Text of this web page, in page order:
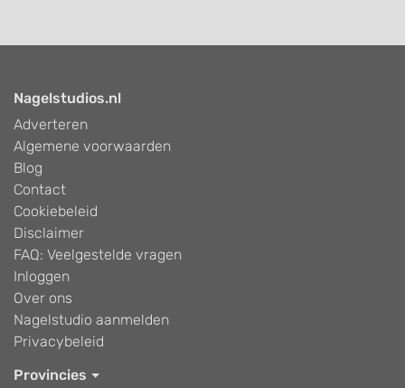
Nagelstudios.nl
Adverteren
Algemene voorwaarden
Blog
Contact
Cookiebeleid
Disclaimer
FAQ: Veelgestelde vragen
Inloggen
Over ons
Nagelstudio aanmelden
Privacybeleid
Provincies